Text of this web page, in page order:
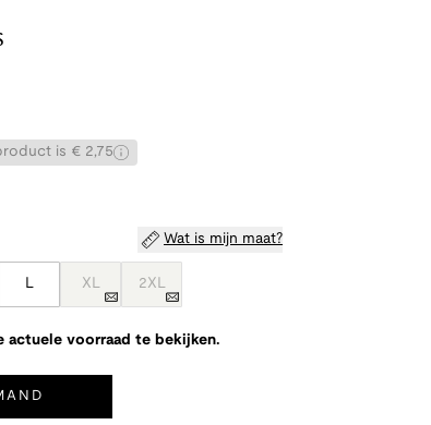
is € 2,75
Wat is mijn maat?
L XL 2XL
actuele voorraad te bekijken.